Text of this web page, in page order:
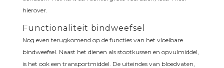
hierover.
Functionaliteit bindweefsel
Nog even terugkomend op de functies van het vloeibare
bindweefsel. Naast het dienen als stootkussen en opvulmiddel,
is het ook een transportmiddel. De uiteindes van bloedvaten,